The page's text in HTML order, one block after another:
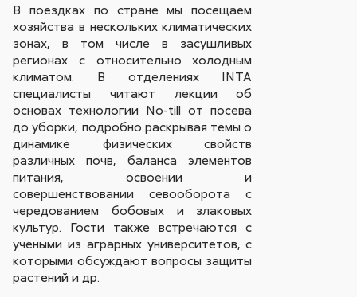
В поездках по стране мы посещаем
хозяйства в нескольких климатических
зонах, в том числе в засушливых
регионах с относительно холодным
климатом. В отделениях INTA
специалисты читают лекции об
основах технологии No-till от посева
до уборки, подробно раскрывая темы о
динамике физических свойств
различных почв, баланса элементов
питания, освоении и
совершенствовании севооборота с
чередованием бобовых и злаковых
культур. Гости также встречаются с
учеными из аграрных университетов, с
которыми обсуждают вопросы защиты
растений и др.